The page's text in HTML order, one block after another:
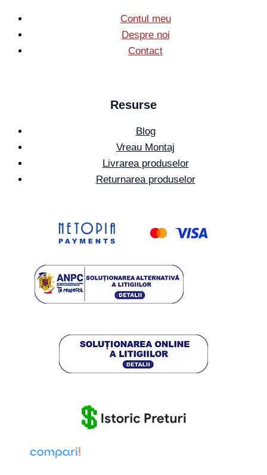
Contul meu
Despre noi
Contact
Resurse
Blog
Vreau Montaj
Livrarea produselor
Returnarea produselor